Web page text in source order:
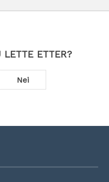
LETTE ETTER?
Nei